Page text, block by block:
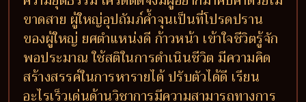
ขาดสาย ผู้ใหญ่อุปถัมภ์ค้ำจุนเป็นที่โปรดปราน
ของผู้ใหญ่ ยศตำแหน่งดี ก้าวหน้า เข้าใจชีวิตรู้จัก
พอประมาณ ใช้สติในการดำเนินชีวิต มีความคิด
สร้างสรรค์ในการหารายได้ ปรับตัวได้ดี เรียน
อะไรเร็วเด่นด้านวิชาการมีความสามารถทางการ